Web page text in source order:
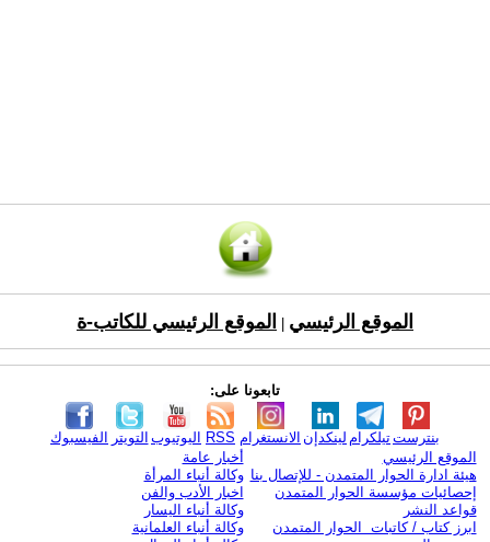
الموقع الرئيسي الموقع الرئيسي للكاتب-ة
تابعونا على:
الفيسبوك التويتر اليوتيوب RSS الانستغرام لينكدإن تيلكرامبنترست
الموقع الرئيسي
هيئة ادارة الحوار المتمدن - للإتصال بنا
إحصائيات مؤسسة الحوار المتمدن
قواعد النشر
ابرز كتاب / كاتبات الحوار المتمدن
أخبار عامة
وكالة أنباء المرأة
اخبار الأدب والفن
وكالة أنباء اليسار
وكالة أنباء العلمانية